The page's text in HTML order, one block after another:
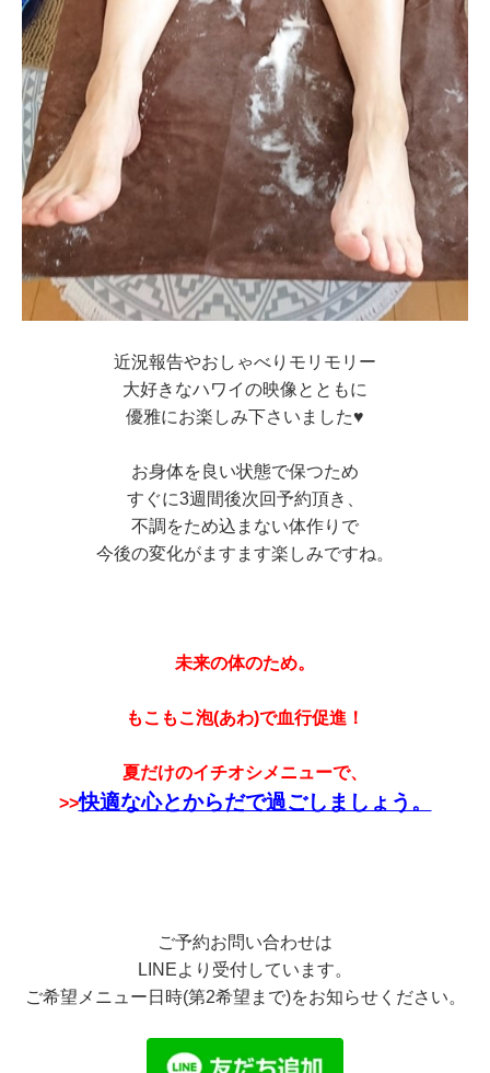
近況報告やおしゃべりモリモリー
大好きなハワイの映像とともに
優雅にお楽しみ下さいました♥
お身体を良い状態で保つため
すぐに3週間後次回予約頂き、
不調をため込まない体作りで
今後の変化がますます楽しみですね。
未来の体のため。
もこもこ泡(あわ)で血行促進！
夏だけのイチオシメニューで、
>>快適な心とからだで過ごしましょう。
ご予約お問い合わせは
LINEより受付しています。
ご希望メニュー日時(第2希望まで)をお知らせください。